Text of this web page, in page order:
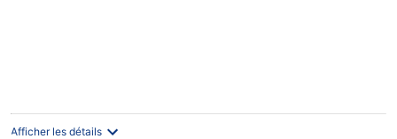
Afficher les détails